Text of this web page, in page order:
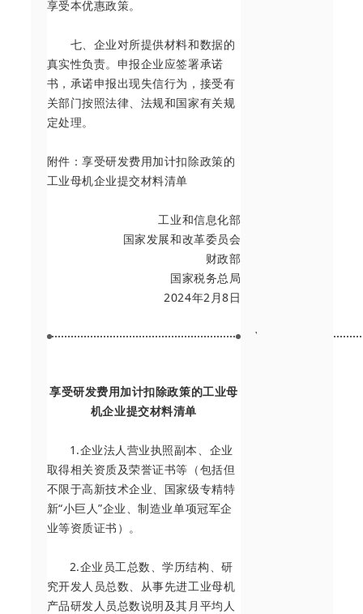
享受本优惠政策。
七、企业对所提供材料和数据的
真实性负责。申报企业应签署承诺
书，承诺申报出现失信行为，接受有
关部门按照法律、法规和国家有关规
定处理。
附件：享受研发费用加计扣除政策的
工业母机企业提交材料清单
工业和信息化部
国家发展和改革委员会
财政部
国家税务总局
2024年2月8日
享受研发费用加计扣除政策的工业母
机企业提交材料清单
1.企业法人营业执照副本、企业
取得相关资质及荣誉证书等（包括但
不限于高新技术企业、国家级专精特
新“小巨人”企业、制造业单项冠军企
业等资质证书）。
2.企业员工总数、学历结构、研
究开发人员总数、从事先进工业母机
产品研发人员总数说明及其月平均人